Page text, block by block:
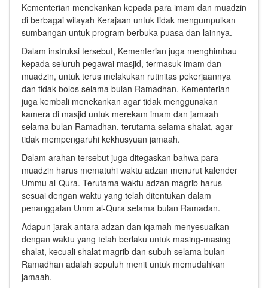
Kementerian menekankan kepada para imam dan muadzin
di berbagai wilayah Kerajaan untuk tidak mengumpulkan
sumbangan untuk program berbuka puasa dan lainnya.
Dalam instruksi tersebut, Kementerian juga menghimbau
kepada seluruh pegawai masjid, termasuk imam dan
muadzin, untuk terus melakukan rutinitas pekerjaannya
dan tidak bolos selama bulan Ramadhan. Kementerian
juga kembali menekankan agar tidak menggunakan
kamera di masjid untuk merekam imam dan jamaah
selama bulan Ramadhan, terutama selama shalat, agar
tidak mempengaruhi kekhusyuan jamaah.
Dalam arahan tersebut juga ditegaskan bahwa para
muadzin harus mematuhi waktu adzan menurut kalender
Ummu al-Qura. Terutama waktu adzan magrib harus
sesuai dengan waktu yang telah ditentukan dalam
penanggalan Umm al-Qura selama bulan Ramadan.
Adapun jarak antara adzan dan iqamah menyesuaikan
dengan waktu yang telah berlaku untuk masing-masing
shalat, kecuali shalat magrib dan subuh selama bulan
Ramadhan adalah sepuluh menit untuk memudahkan
jamaah.